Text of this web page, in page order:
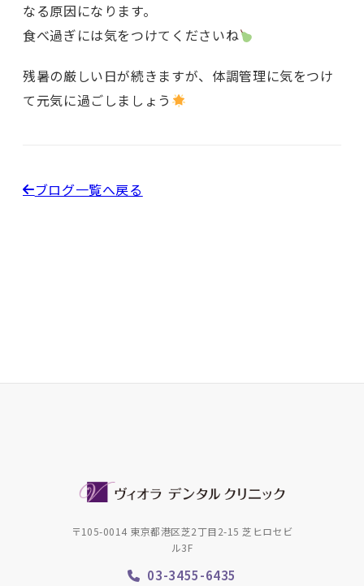
なる原因になります。
食べ過ぎには気をつけてくださいね
残暑の厳しい日が続きますが、体調管理に気をつけ
て元気に過ごしましょう
ブログ一覧へ戻る
〒105-0014 東京都港区芝2丁目2-15 芝ヒロセビ
ル3F
03-3455-6435